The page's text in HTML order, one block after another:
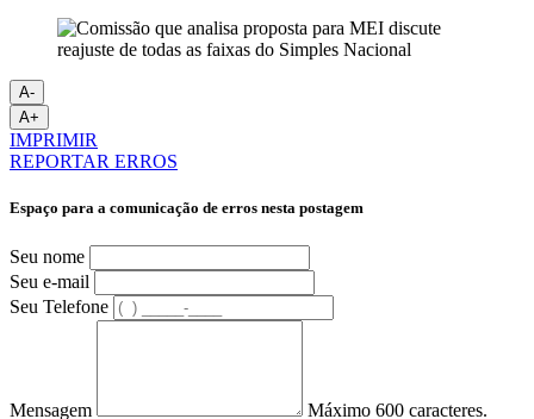
A-
A+
IMPRIMIR
REPORTAR ERROS
Espaço para a comunicação de erros nesta postagem
Seu nome
Seu e-mail
Seu Telefone
Mensagem Máximo 600 caracteres.